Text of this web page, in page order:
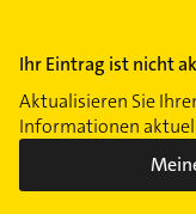
Ihr Eintrag ist nicht
Aktualisieren Sie
Informationen